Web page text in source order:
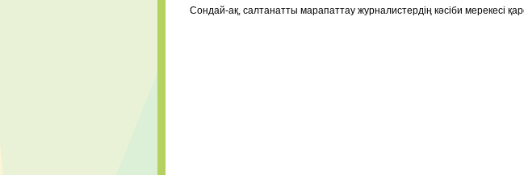
Сондай-ақ, салтанатты марапаттау журналистердің кәсіби мерекесі